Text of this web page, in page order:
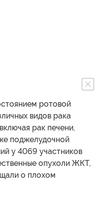
ротовой
видов рака
рак печени,
поджелудочной
у 4069 участников
опухоли ЖКТ,
о плохом